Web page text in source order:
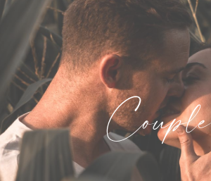
Couple